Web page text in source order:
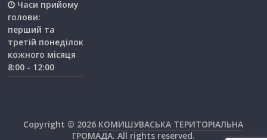
Часи прийому
голови:
перший та
третiй понедiлок
кожного мiсяця
8:00 - 12:00
Copyright © 2026 КОМИШУВАСЬКА ТЕРИТОРІАЛЬНА
ГРОМАДА. All rights reserved.